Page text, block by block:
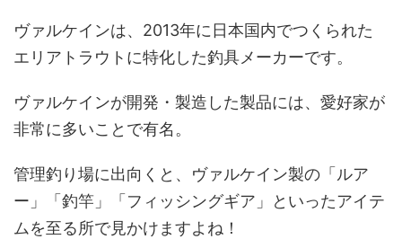
ヴァルケインは、2013年に日本国内でつくられた
エリアトラウトに特化した釣具メーカーです。
ヴァルケインが開発・製造した製品には、愛好家が
非常に多いことで有名。
管理釣り場に出向くと、ヴァルケイン製の「ルア
ー」「釣竿」「フィッシングギア」といったアイテ
ムを至る所で見かけますよね！